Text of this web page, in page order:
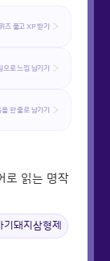
즈 풀고 XP 받기
으로 느낌 남기기
한 줄로 남기기
로 읽는 명작
기돼지삼형제